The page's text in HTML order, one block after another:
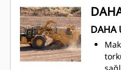
DAHA